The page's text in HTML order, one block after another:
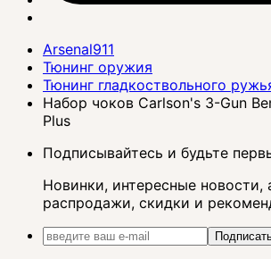
Arsenal911
Тюнинг оружия
Тюнинг гладкоствольного
Набор чоков Carlson's 3-Gun
Plus
Подписывайтесь и будьте
Новинки, интересные новости,
распродажи, скидки и